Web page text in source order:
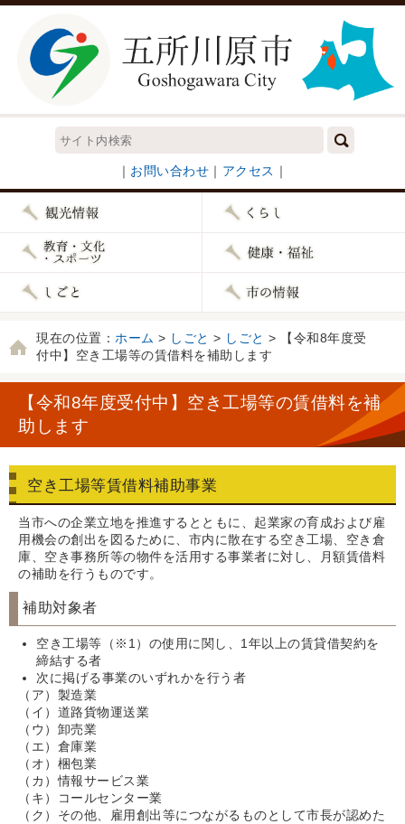
｜ お問い合わせ ｜ アクセス ｜
現在の位置： ホーム > しごと > しごと > 【令和8年度受
付中】空き工場等の賃借料を補助します
【令和8年度受付中】空き工場等の賃借料を補
助します
空き工場等賃借料補助事業
当市への企業立地を推進するとともに、起業家の育成および雇
用機会の創出を図るために、市内に散在する空き工場、空き倉
庫、空き事務所等の物件を活用する事業者に対し、月額賃借料
の補助を行うものです。
補助対象者
空き工場等（※1）の使用に関し、1年以上の賃貸借契約を
締結する者
次に掲げる事業のいずれかを行う者
（ア）製造業
（イ）道路貨物運送業
（ウ）卸売業
（エ）倉庫業
（オ）梱包業
（カ）情報サービス業
（キ）コールセンター業
（ク）その他、雇用創出等につながるものとして市長が認めた